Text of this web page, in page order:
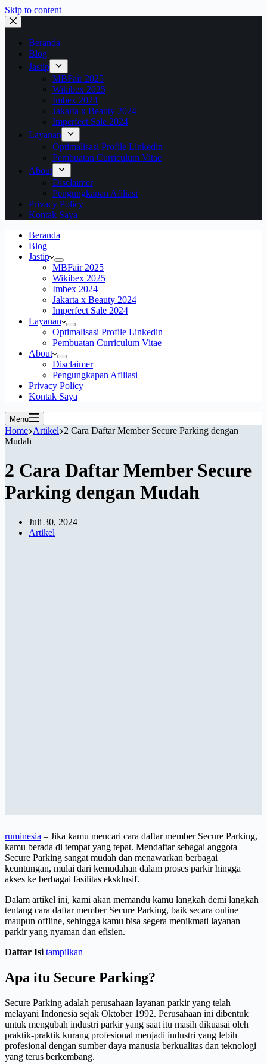
Skip to content
Beranda
Blog
Jastip
MBFair 2025
Wikibex 2025
Imbex 2024
Jakarta x Beauty 2024
Imperfect Sale 2024
Layanan
Optimalisasi Profile Linkedin
Pembuatan Curriculum Vitae
About
Disclaimer
Pengungkapan Afiliasi
Privacy Policy
Kontak Saya
Beranda
Blog
Jastip
MBFair 2025
Wikibex 2025
Imbex 2024
Jakarta x Beauty 2024
Imperfect Sale 2024
Layanan
Optimalisasi Profile Linkedin
Pembuatan Curriculum Vitae
About
Disclaimer
Pengungkapan Afiliasi
Privacy Policy
Kontak Saya
Menu
Home Artikel 2 Cara Daftar Member Secure Parking dengan
Mudah
2 Cara Daftar Member Secure
Parking dengan Mudah
Juli 30, 2024
Artikel
ruminesia – Jika kamu mencari cara daftar member Secure Parking,
kamu berada di tempat yang tepat. Mendaftar sebagai anggota
Secure Parking sangat mudah dan menawarkan berbagai
keuntungan, mulai dari kemudahan dalam proses parkir hingga
akses ke berbagai fasilitas eksklusif.
Dalam artikel ini, kami akan memandu kamu langkah demi langkah
tentang cara daftar member Secure Parking, baik secara online
maupun offline, sehingga kamu bisa segera menikmati layanan
parkir yang nyaman dan efisien.
Daftar Isi tampilkan
Apa itu Secure Parking?
Secure Parking adalah perusahaan layanan parkir yang telah
melayani Indonesia sejak Oktober 1992. Perusahaan ini dibentuk
untuk mengubah industri parkir yang saat itu masih dikuasai oleh
praktik-praktik kurang profesional menjadi industri yang lebih
profesional dengan sumber daya manusia berkualitas dan teknologi
yang terus berkembang.